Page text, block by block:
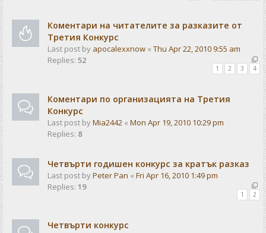
Коментари на читателите за разказите от
Третия Конкурс
Last post by apocalexxnow « Thu Apr 22, 2010 9:55 am
Replies: 52
1 2 3 4
Коментари по организацията на Третия
Конкурс
Last post byMia2442 « Mon Apr 19, 2010 10:29 pm
Replies: 8
Четвърти годишен конкурс за кратък разказ
Last post byPeter Pan « Fri Apr 16, 2010 1:49 pm
Replies: 19
1 2
Чeтвърти конкурс